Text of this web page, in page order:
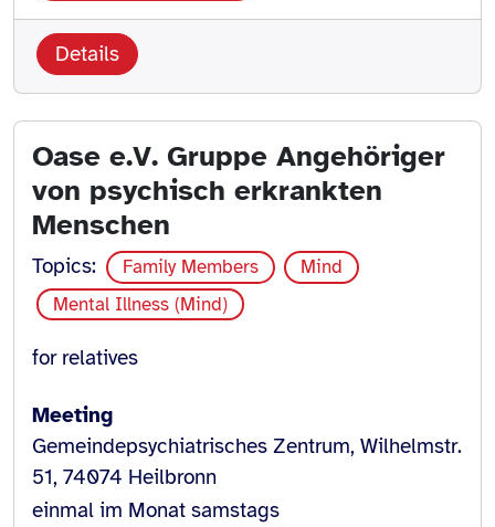
Details
Oase e.V. Gruppe Angehöriger
von psychisch erkrankten
Menschen
Topics: Family Members
Mind
Mental Illness (Mind)
for relatives
Meeting
Gemeindepsychiatrisches Zentrum, Wilhelmstr.
51, 74074 Heilbronn
einmal im Monat samstags